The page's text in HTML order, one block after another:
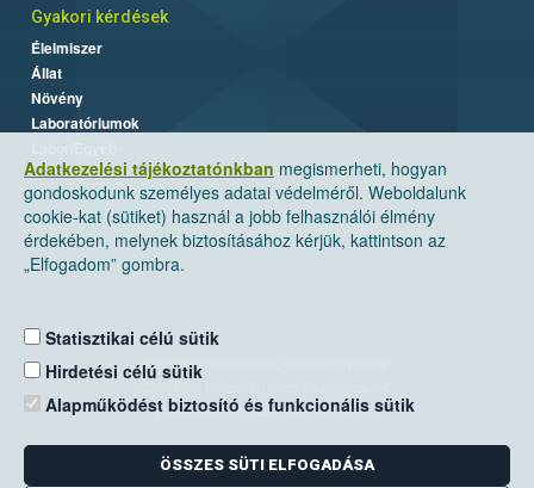
Adatkezelési tájékoztatónkban megismerheti, hogyan
gondoskodunk személyes adatai védelméről. Weboldalunk
cookie-kat (sütiket) használ a jobb felhasználói élmény
érdekében, melynek biztosításához kérjük, kattintson az
„Elfogadom” gombra.
Statisztikai célú sütik
Hirdetési célú sütik
Alapműködést biztosító és funkcionális sütik
ÖSSZES SÜTI ELFOGADÁSA
Gyakori kérdések
Élelmiszer
Állat
Növény
Laboratóriumok
Nemzeti Élelmiszerlánc-biztonsági Hivatal
Levelezési cím: 1525 Budapest. Pf. 30.
E-mail:ugyfelszolgalat@nebih.gov.hu